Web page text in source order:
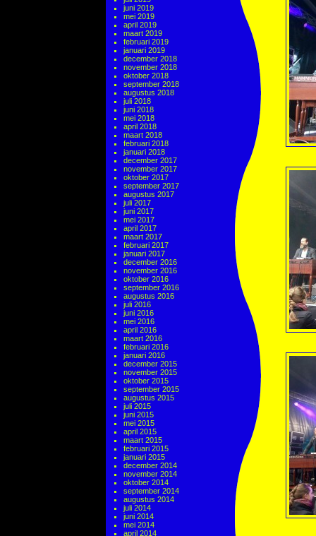
juni 2019
mei 2019
april 2019
maart 2019
februari 2019
januari 2019
december 2018
november 2018
oktober 2018
september 2018
augustus 2018
juli 2018
juni 2018
mei 2018
april 2018
maart 2018
februari 2018
januari 2018
december 2017
november 2017
oktober 2017
september 2017
augustus 2017
juli 2017
juni 2017
mei 2017
april 2017
maart 2017
februari 2017
januari 2017
december 2016
november 2016
oktober 2016
september 2016
augustus 2016
juli 2016
juni 2016
mei 2016
april 2016
maart 2016
februari 2016
januari 2016
december 2015
november 2015
oktober 2015
september 2015
augustus 2015
juli 2015
juni 2015
mei 2015
april 2015
maart 2015
februari 2015
januari 2015
december 2014
november 2014
oktober 2014
september 2014
augustus 2014
juli 2014
juni 2014
mei 2014
april 2014